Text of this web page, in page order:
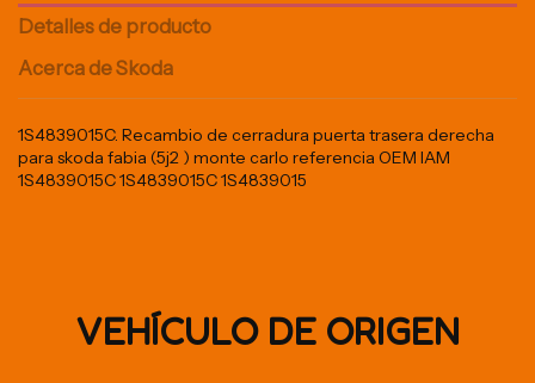
Detalles de producto
Acerca de Skoda
1S4839015C. Recambio de cerradura puerta trasera derecha
para skoda fabia (5j2 ) monte carlo referencia OEM IAM
1S4839015C 1S4839015C 1S4839015
VEHÍCULO DE ORIGEN